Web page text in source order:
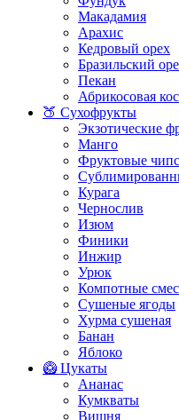
Макадамия
Арахис
Кедровый орех
Бразильский
Пекан
Абрикосовая
🍑 Сухофрукты
Экзотические
Манго
Фруктовые
Курага
Чернослив
Изюм
Финики
Инжир
Урюк
Компотные
Сушеные ягоды
Хурма сушеная
Банан
Яблоко
🥝 Цукаты
Ананас
Кумкваты
Вишня